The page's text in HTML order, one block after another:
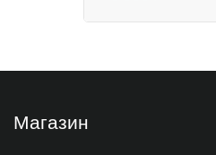
Магазин